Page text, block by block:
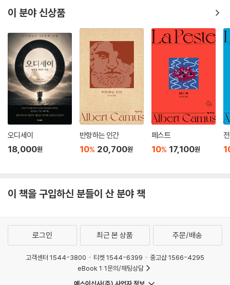
이 분야 신상품
오디세이
18,000원
반항하는 인간
10% 20,700원
페스트
10% 17,100원
이 책을 구입하신 분들이 산 분야 책
로그인 최근 본 상품 주문/배송
고객센터 1544-3800 티켓 1544-6399
중고샵 1566-4295
eBook 1:1문의/채팅상담